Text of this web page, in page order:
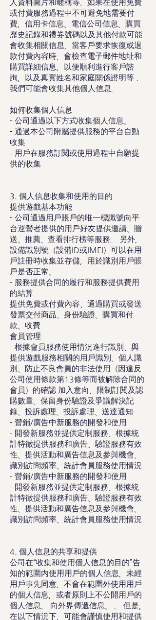
人資料圖片和暱稱等。如果在使用免費
或付費服務過程中不可避免地需要付
費，信用卡信息、電信公司信息、購買
歷史記錄和禮券號碼以及其他付款可能
會收集相關信息，當客戶要求恢復或退
款付費內容時，會檢查電子郵件地址和
購買詳細信息，以便順利進行客戶諮
詢，以及真實姓名和家庭關係證明等 .
我們可能會收集其他個人信息。
如何收集個人信息
- 公司通過以下方式收集個人信息。
- 通過本公司附屬提供服務的平台自動
收集
- 用戶在服務訂閱或使用過程中自願提
供的收集
3. 個人信息收集和使用的目的
提供遊戲基本功能
- 公司通過用戶賬戶的唯一標識號向平
台運營者提供的用戶好友提供邀請、贈
送、推薦、查看排行榜等服務。 另外，
設備識別號（設備ID或IMEI）可以在用
戶註冊時收集並存儲，用於識別用戶賬
戶是否正常。
- 服務提供合同的履行和服務提供費用
的結算
提供免費或付費內容、通過購買或發送
發票交付商品、身份驗證、購買和付
款、收費
會員管理
- 根據會員服務使用情況進行識別、與
提供遊戲服務相關的用戶識別、個人識
別、防止不良會員的非法使用（因違反
公司使用條款第13條等而被解除合同的
會員）的確認 加入意向、限制訂閱及認
購數量、保留身份驗證及爭議解決記
錄、投訴處理、投訴處理、送達通知
- 營銷/廣告中新服務的開發和使用
- 開發新服務並提供定制服務、根據統
計特徵提供服務和廣告、驗證服務有效
性、提供活動和廣告信息及參與機會、
識別訪問頻率、統計會員服務使用情況
- 營銷/廣告中新服務的開發和使用
- 開發新服務並提供定制服務、根據統
計特徵提供服務和廣告、驗證服務有效
性、提供活動和廣告信息及參與機會、
識別訪問頻率、統計會員服務使用情況
4. 個人信息的共享和提供
公司在“收集和使用個人信息的目的”告
知的範圍內使用用戶的個人信息，未經
用戶事先同意，不會在範圍外使用用戶
的個人信息，或者原則上不公開用戶的
個人信息。 向外界傳遞信息。 。 但是，
在以下情況下，可能會謹慎使用和提供